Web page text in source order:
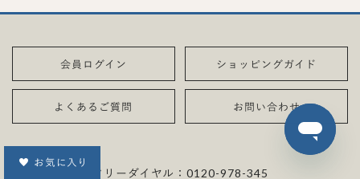
お気に入り
会員ログイン ショッピングガイド
よくあるご質問 お問い合わせ
フリーダイヤル：0120-978-345